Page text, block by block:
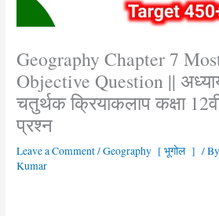
Geography Chapter 7
Objective Question ||
चतुर्थक क्रियाकलाप कक्षा
प्रश्न
Leave a Comment/Geography [ भूगोल ] /
Kumar